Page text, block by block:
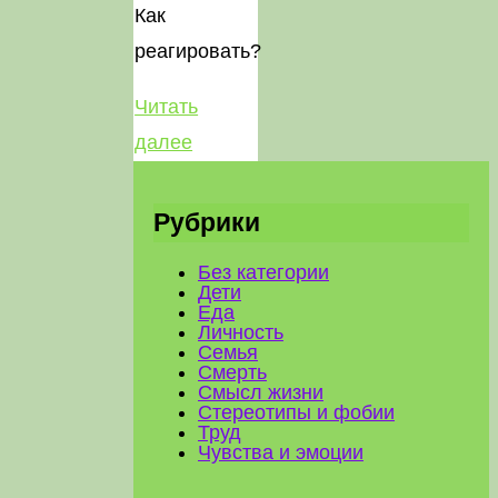
Как
реагировать?
Читать
далее"Ребенок
«неприличные»
Рубрики
Без категории
Дети
Еда
Личность
Семья
Смерть
Смысл жизни
Стереотипы и фобии
Труд
Чувства и эмоции